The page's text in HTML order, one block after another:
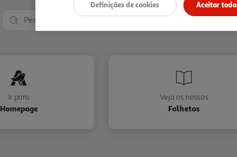
Ir para
Homepage
Veja os nossos
Folhetos
Aceitar
Definições de cookies